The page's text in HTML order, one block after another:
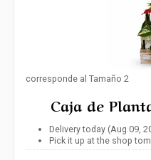
corresponde al Tamaño 2
Caja de
Delivery today (Aug 09,
Pick it up at the shop